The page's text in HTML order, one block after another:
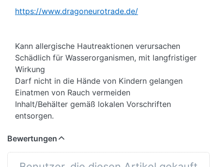
https://www.dragoneurotrade.de/
Kann allergische Hautreaktionen verursachen
Schädlich für Wasserorganismen, mit langfristiger
Wirkung
Darf nicht in die Hände von Kindern gelangen
Einatmen von Rauch vermeiden
Inhalt/Behälter gemäß lokalen Vorschriften
entsorgen.
Bewertungen